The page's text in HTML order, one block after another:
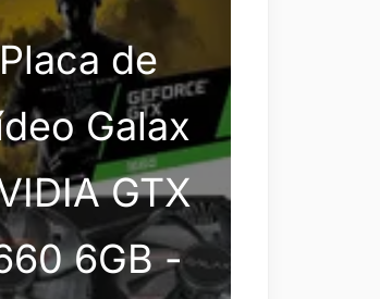
Placa de
Galax
GTX
6GB -